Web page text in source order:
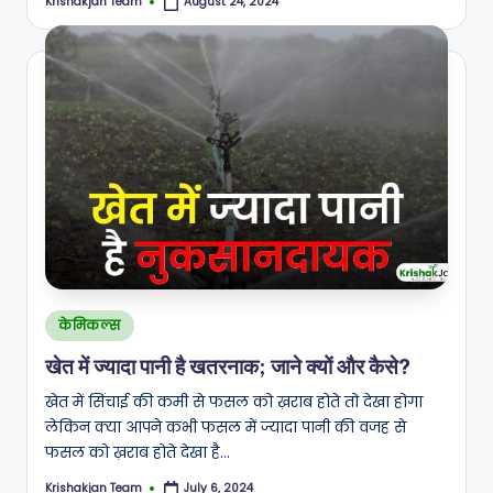
Posted
Posted
in
केमिकल्स
खेत में ज्यादा पानी है खतरनाक; जाने क्यों और कैसे?
खेत में सिंचाई की कमी से फसल को ख़राब होते तो देखा होगा
लेकिन क्या आपने कभी फसल में ज्यादा पानी की वजह से
फसल को ख़राब होते देखा है…
Krishakjan Team July 6, 2024